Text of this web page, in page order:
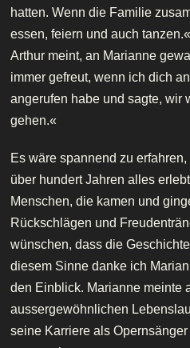
hatten. Wenn die Familie
essen, feiern und auch tanzen.«
Arthur meint, an Marianne
immer gefreut, wenn ich dich
angerufen habe und sagte, wir
gehen.«
Es wäre spannend zu
über hundert Jahren alles
Menschen, die kamen und
Rückschlägen und
wünschen, dass die
diesem Sinne danke ich
den Einblick. Marianne meinte
aussergewöhnlichen
seine Karriere als